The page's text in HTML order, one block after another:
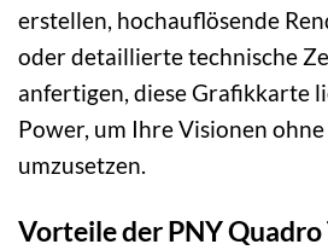
erstellen, hochauflösende
oder detaillierte technische
anfertigen, diese Grafikkarte
Power, um Ihre Visionen
umzusetzen.
Vorteile der PNY Quadro